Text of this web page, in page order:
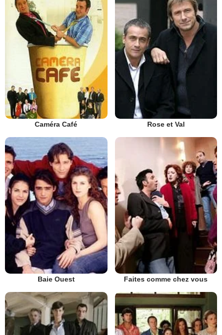
Caméra Café Rose et Val
Baie Ouest Faites comme chez vous